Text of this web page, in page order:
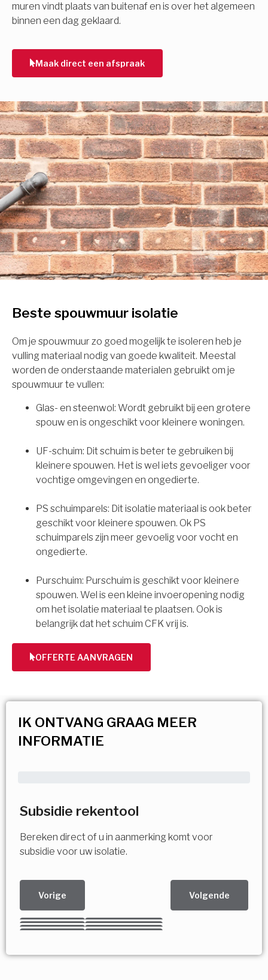
muren vindt plaats van buitenaf en is over het algemeen
binnen een dag geklaard.
Maak direct een afspraak
Beste spouwmuur isolatie
Om je spouwmuur zo goed mogelijk te isoleren heb je
vulling materiaal nodig van goede kwaliteit. Meestal
worden de onderstaande materialen gebruikt om je
spouwmuur te vullen:
Glas- en steenwol: Wordt gebruikt bij een grotere
spouw en is ongeschikt voor kleinere woningen.
UF-schuim: Dit schuim is beter te gebruiken bij
kleinere spouwen. Het is wel iets gevoeliger voor
vochtige omgevingen en ongedierte.
PS schuimparels: Dit isolatie materiaal is ook beter
geschikt voor kleinere spouwen. Ok PS
schuimparels zijn meer gevoelig voor vocht en
ongedierte.
Purschuim: Purschuim is geschikt voor kleinere
spouwen. Wel is een kleine invoeropening nodig
om het isolatie materiaal te plaatsen. Ook is
belangrijk dat het schuim CFK vrij is.
OFFERTE AANVRAGEN
IK ONTVANG GRAAG MEER
INFORMATIE
Subsidie rekentool
Bereken direct of u in aanmerking komt voor
subsidie voor uw isolatie.
Vorige Volgende
Kies uw Isolatiemaatregel
Meerdere keuzes mogelijk
Vorige Volgende